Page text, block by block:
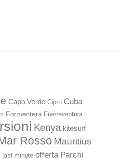
Capo Verde Cipro Cuba
Formentera Fuerteventura
Kenya kitesurf
Rosso Mauritius
last minute offerta Parchi